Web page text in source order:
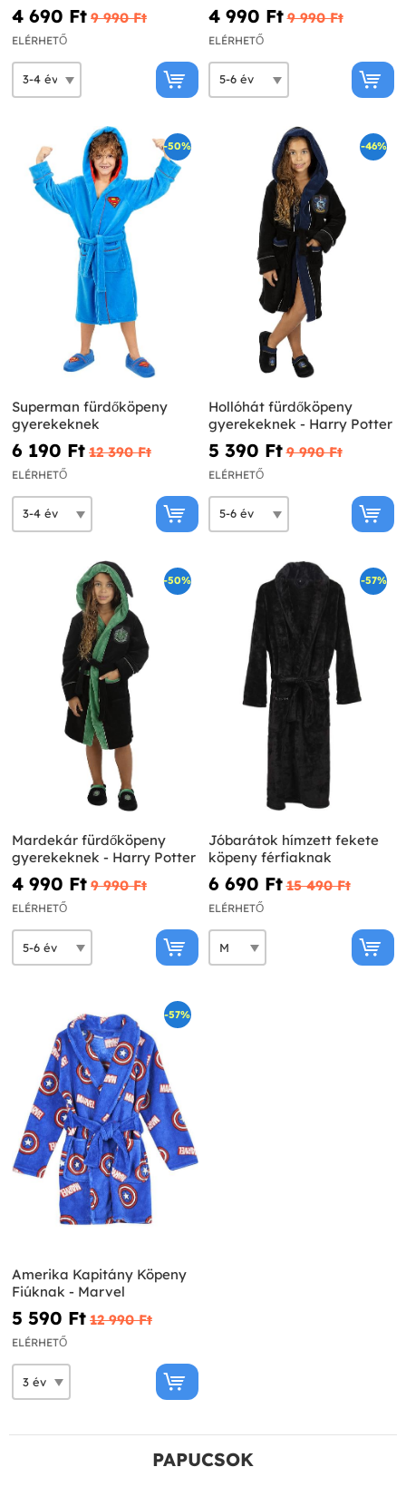
4 690 Ft‎ 9 990 Ft‎
ELÉRHETŐ
4 990 Ft‎ 9 990 Ft‎
ELÉRHETŐ
-50%
Superman fürdőköpeny
gyerekeknek
6 190 Ft‎ 12 390 Ft‎
ELÉRHETŐ
-46%
Hollóhát fürdőköpeny
gyerekeknek - Harry Potter
5 390 Ft‎ 9 990 Ft‎
ELÉRHETŐ
-50%
Mardekár fürdőköpeny
gyerekeknek - Harry Potter
4 990 Ft‎ 9 990 Ft‎
ELÉRHETŐ
-57%
Jóbarátok hímzett fekete
köpeny férfiaknak
6 690 Ft‎ 15 490 Ft‎
ELÉRHETŐ
-57%
Amerika Kapitány Köpeny
Fiúknak - Marvel
5 590 Ft‎ 12 990 Ft‎
ELÉRHETŐ
PAPUCSOK